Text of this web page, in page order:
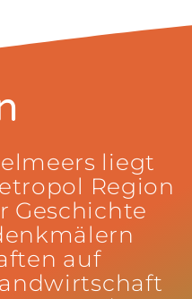
liegt
Region
Geschichte
auf